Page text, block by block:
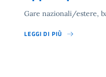
Gare nazionali/estere,
LEGGI DI PIÙ